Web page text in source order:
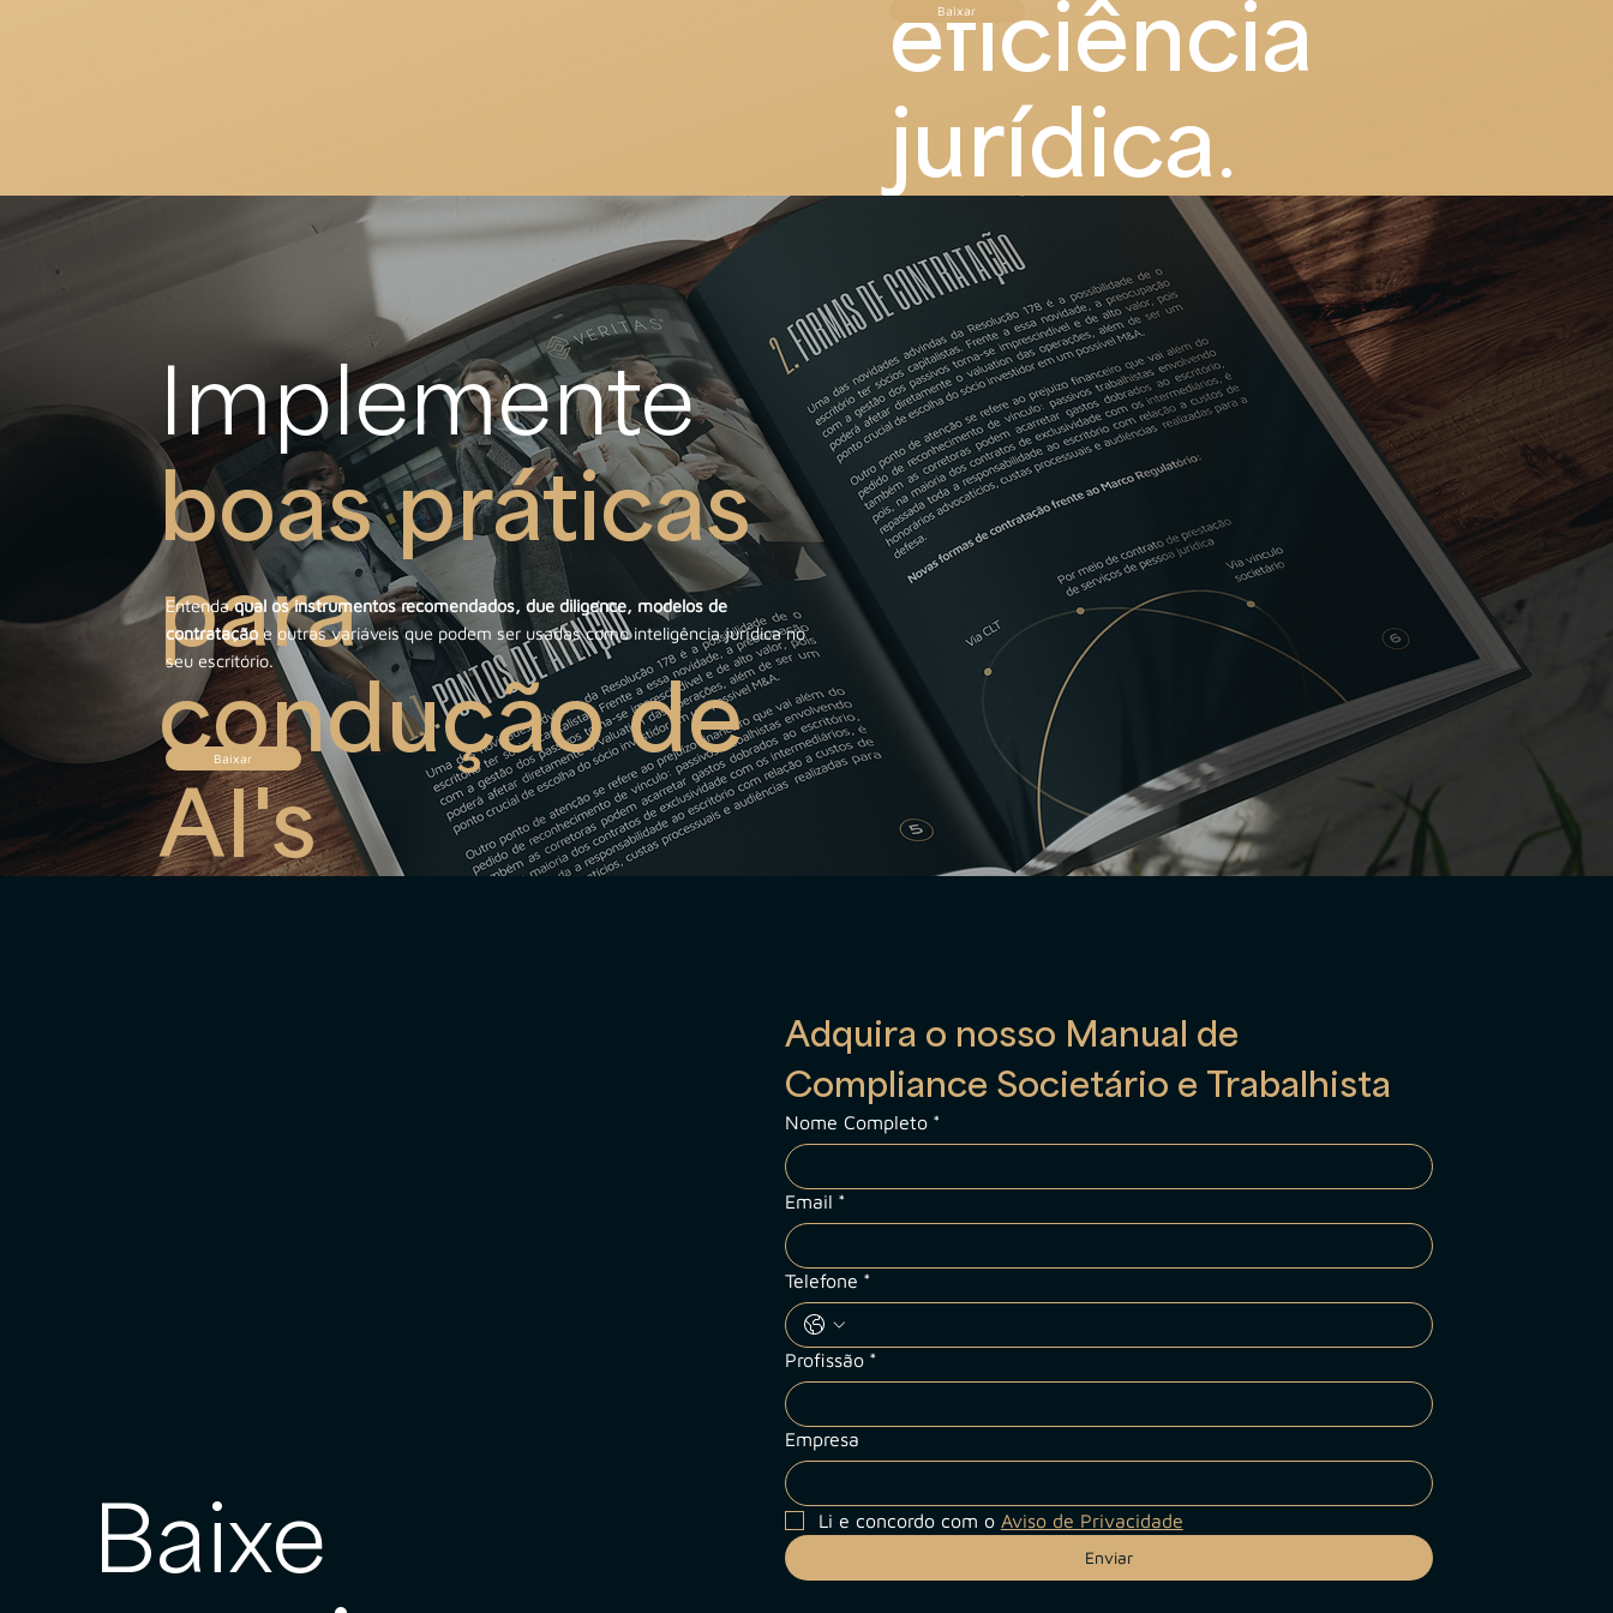
eficiência
jurídica.
Baixar
Implemente
boas práticas
para
condução de
AI's
Entendaqual os instrumentos recomendados, due diligence, modelos de
contratação e outras variáveis que podem ser usadas como inteligência jurídica no
seu escritório.
Baixar
Baixe
Adquira o nosso Manual de
Compliance Societário e Trabalhista
Nome Completo *
Email *
Telefone *
Profissão *
Empresa
Li e concordo com o Aviso de Privacidade
Enviar